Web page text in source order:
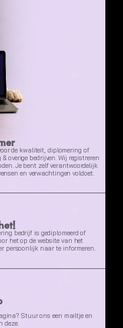
de kwaliteit, diplomering of
overige bedrijven. Wij registreren
Je bent zelf verantwoordelijk
en verwachtingen voldoet.
bedrijf is gediplomeerd of
het op de website van het
persoonlijk naar te informeren.
Stuur ons een mailtje en
deze.